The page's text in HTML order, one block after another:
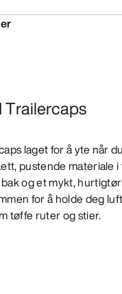
Trailercaps
laget for å yte når
pustende materiale
og et mykt,
for å holde deg
tøffe ruter og stier.